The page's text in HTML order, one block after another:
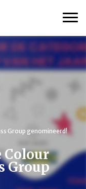
Group genomineerd!
Colour
Group